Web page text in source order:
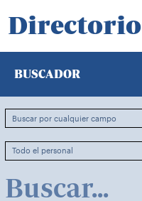
Directorio
BUSCADOR